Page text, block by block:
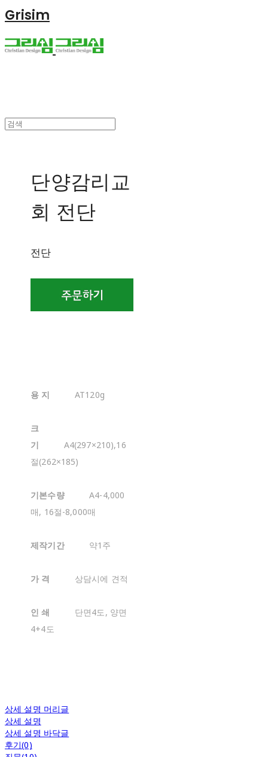
Grisim
단양감리교
회 전단
전단
용 지 AT120g
크
기
A4(297×210),16
절(262×185)
기본수량
A4-4,000
매, 16절-8,000매
제작기간 약1주
가 격 상담시에 견적
인 쇄
단면4도, 양면
4+4도
상세 설명 머리글
상세 설명
상세 설명 바닥글
후기(0)